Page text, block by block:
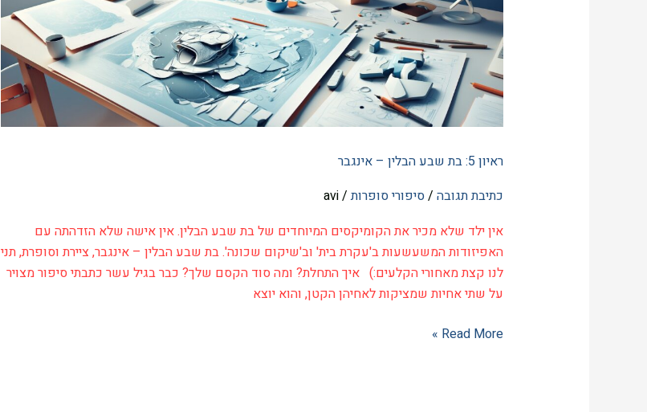
ראיון 5: בת שבע הבלין – אינגבר
כתיבת תגובה /סיפורי סופרות/
avi
אין ילד שלא מכיר את הקומיקסים המיוחדים של בת שבע הבלין. אין אישה שלא הזדהתה עם
האפיזודות המשעשעות ב'עקרת בית' וב'שיקום שכונה'. בת שבע הבלין – אינגבר, ציירת וסופרת, תני
לנו קצת מאחורי הקלעים:) איך התחלת? ומה סוד הקסם שלך? כבר בגיל עשר כתבתי סיפור מצויר
על שתי אחיות שמציקות לאחיהן הקטן, והוא יוצא
בת
שבע
הבלין
–
אינגבר
Read More »